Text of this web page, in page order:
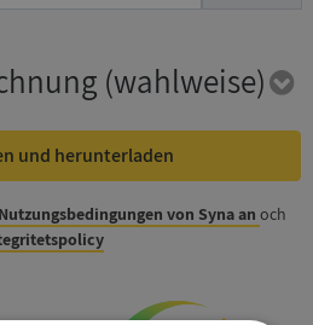
(wahlweise)
und herunterladen
von Syna an och